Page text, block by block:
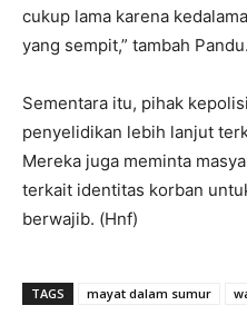
cukup lama karena
yang sempit,” tambah Pandu.
Sementara itu, pihak
penyelidikan lebih lanjut
Mereka juga meminta
terkait identitas korban
berwajib. (Hnf)
TAGS mayat dalam sumur